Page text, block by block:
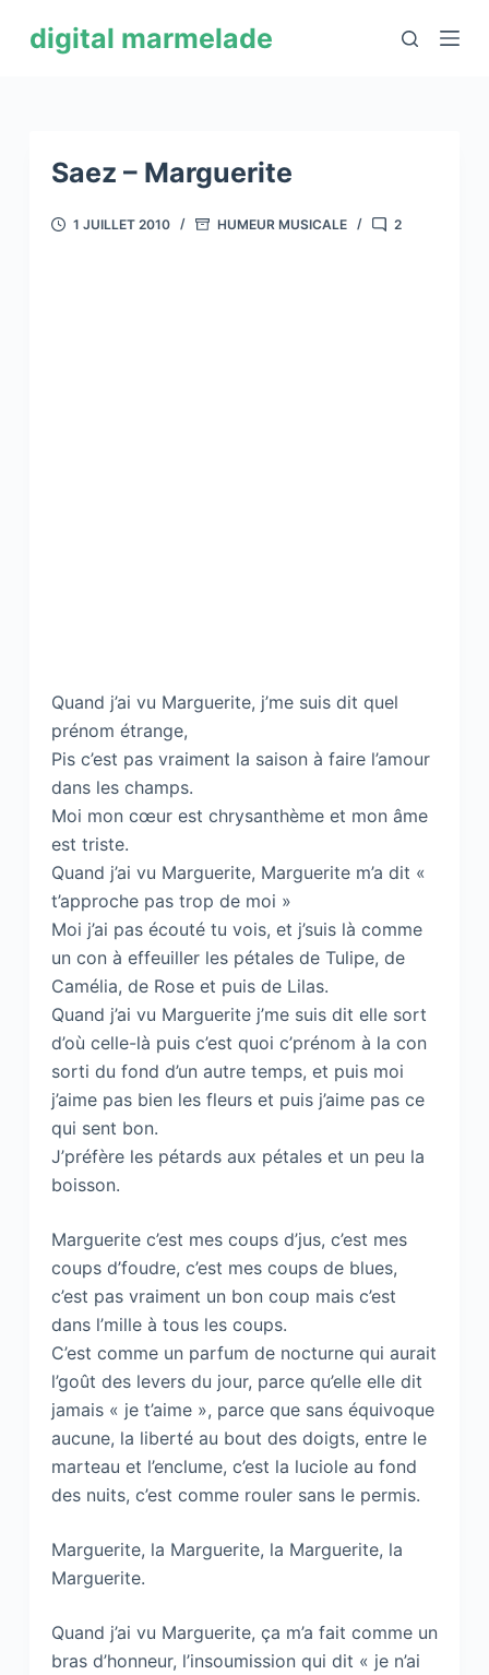
digital marmelade
Saez – Marguerite
1 JUILLET 2010 HUMEUR MUSICALE 2
Quand j’ai vu Marguerite, j’me suis dit quel
prénom étrange,
Pis c’est pas vraiment la saison à faire l’amour
dans les champs.
Moi mon cœur est chrysanthème et mon âme
est triste.
Quand j’ai vu Marguerite, Marguerite m’a dit «
t’approche pas trop de moi »
Moi j’ai pas écouté tu vois, et j’suis là comme
un con à effeuiller les pétales de Tulipe, de
Camélia, de Rose et puis de Lilas.
Quand j’ai vu Marguerite j’me suis dit elle sort
d’où celle-là puis c’est quoi c’prénom à la con
sorti du fond d’un autre temps, et puis moi
j’aime pas bien les fleurs et puis j’aime pas ce
qui sent bon.
J’préfère les pétards aux pétales et un peu la
boisson.
Marguerite c’est mes coups d’jus, c’est mes
coups d’foudre, c’est mes coups de blues,
c’est pas vraiment un bon coup mais c’est
dans l’mille à tous les coups.
C’est comme un parfum de nocturne qui aurait
l’goût des levers du jour, parce qu’elle elle dit
jamais « je t’aime », parce que sans équivoque
aucune, la liberté au bout des doigts, entre le
marteau et l’enclume, c’est la luciole au fond
des nuits, c’est comme rouler sans le permis.
Marguerite, la Marguerite, la Marguerite, la
Marguerite.
Quand j’ai vu Marguerite, ça m’a fait comme un
bras d’honneur, l’insoumission qui dit « je n’ai